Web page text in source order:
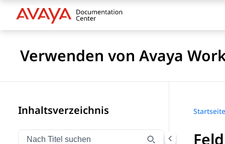
Verwenden von Avaya
Inhaltsverzeichnis Startseite